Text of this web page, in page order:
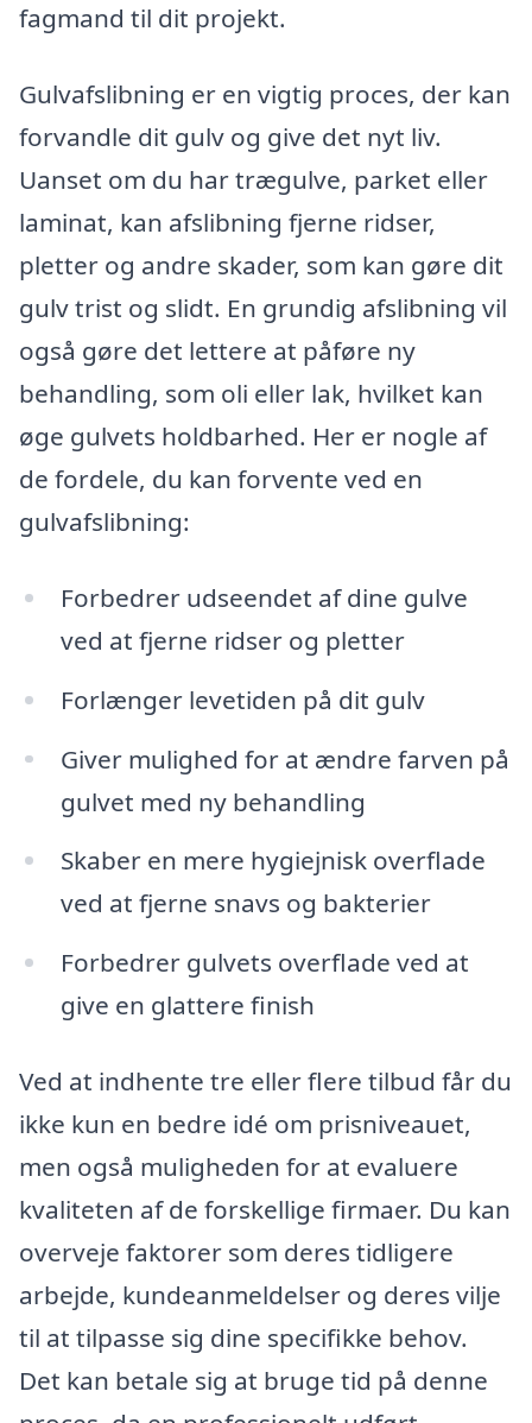
fagmand til dit projekt.
Gulvafslibning er en vigtig proces, der kan
forvandle dit gulv og give det nyt liv.
Uanset om du har trægulve, parket eller
laminat, kan afslibning fjerne ridser,
pletter og andre skader, som kan gøre dit
gulv trist og slidt. En grundig afslibning vil
også gøre det lettere at påføre ny
behandling, som oli eller lak, hvilket kan
øge gulvets holdbarhed. Her er nogle af
de fordele, du kan forvente ved en
gulvafslibning:
Forbedrer udseendet af dine gulve
ved at fjerne ridser og pletter
Forlænger levetiden på dit gulv
Giver mulighed for at ændre farven på
gulvet med ny behandling
Skaber en mere hygiejnisk overflade
ved at fjerne snavs og bakterier
Forbedrer gulvets overflade ved at
give en glattere finish
Ved at indhente tre eller flere tilbud får du
ikke kun en bedre idé om prisniveauet,
men også muligheden for at evaluere
kvaliteten af de forskellige firmaer. Du kan
overveje faktorer som deres tidligere
arbejde, kundeanmeldelser og deres vilje
til at tilpasse sig dine specifikke behov.
Det kan betale sig at bruge tid på denne